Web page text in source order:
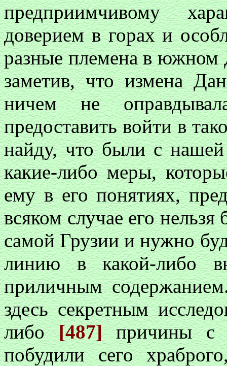
предприимчивому
доверием в горах и
разные племена в южном
заметив, что измена
ничем не
предоставить войти в
найду, что были с
какие-либо меры,
ему в его понятиях,
всяком случае его
самой Грузии и нужно
линию в какой-либо
приличным
здесь секретным
либо[487]причины с
побудили сего